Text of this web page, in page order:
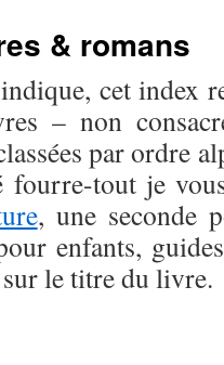
& romans
cet index
– non
par ordre
tout je
, une seconde
enfants,
le titre du livre.